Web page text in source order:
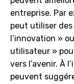
entreprise. Par
peut utiliser
l’innovation »
utilisateur »
vers l’avenir. À
peuvent